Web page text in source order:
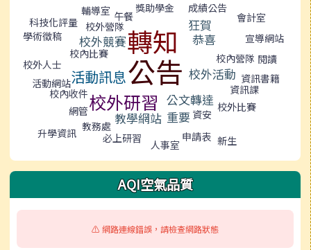
輔導室
獎助學金
科技化評量
校外競賽
校外營隊
午餐
成績公告
學術徵稿 轉知 狂賀 會計室
恭喜
宣導網站
校外人士
校內比賽 公告 校內營隊 閱讀
活動網站活動訊息 校外活動
校內收件校外研習
網管
公文轉達
資訊課
資訊書籍
升學資訊 教務處 教學網站 重要 資安
校外比賽
必上研習 人事室
申請表 新生
AQI空氣品質
⚠️ 網路連線錯誤，請檢查網路狀態